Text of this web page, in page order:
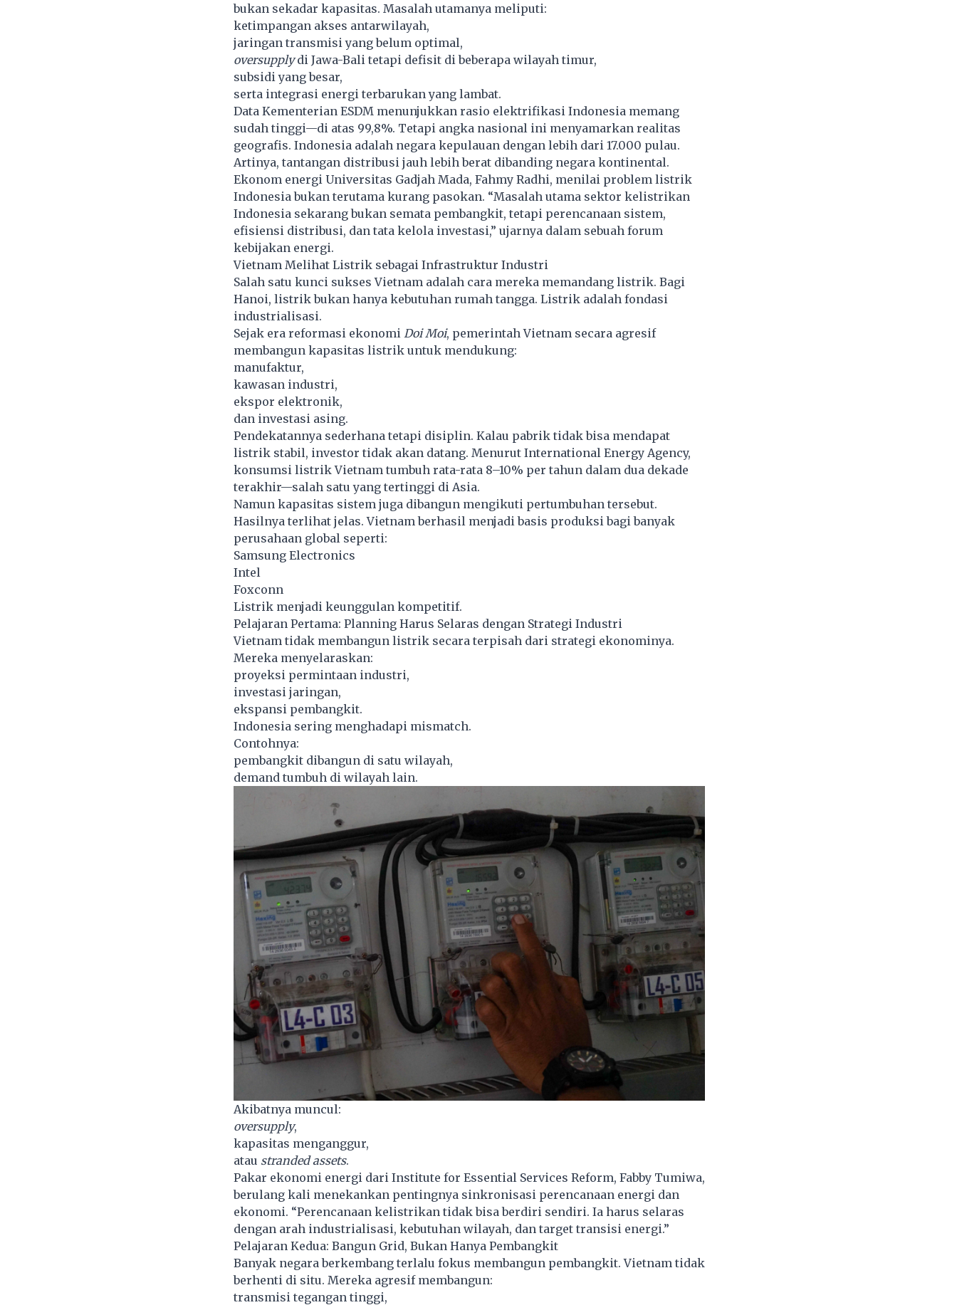
bukan sekadar kapasitas. Masalah utamanya meliputi:
ketimpangan akses antarwilayah,
jaringan transmisi yang belum optimal,
oversupplydi Jawa-Bali tetapi defisit di beberapa wilayah timur,
subsidi yang besar,
serta integrasi energi terbarukan yang lambat.
Data Kementerian ESDM menunjukkan rasio elektrifikasi Indonesia memang
sudah tinggi—di atas 99,8%. Tetapi angka nasional ini menyamarkan realitas
geografis. Indonesia adalah negara kepulauan dengan lebih dari 17.000 pulau.
Artinya, tantangan distribusi jauh lebih berat dibanding negara kontinental.
Ekonom energi Universitas Gadjah Mada, Fahmy Radhi, menilai problem listrik
Indonesia bukan terutama kurang pasokan. “Masalah utama sektor kelistrikan
Indonesia sekarang bukan semata pembangkit, tetapi perencanaan sistem,
efisiensi distribusi, dan tata kelola investasi,” ujarnya dalam sebuah forum
kebijakan energi.
Vietnam Melihat Listrik sebagai Infrastruktur Industri
Salah satu kunci sukses Vietnam adalah cara mereka memandang listrik. Bagi
Hanoi, listrik bukan hanya kebutuhan rumah tangga. Listrik adalah fondasi
industrialisasi.
Sejak era reformasi ekonomi Doi Moi, pemerintah Vietnam secara agresif
membangun kapasitas listrik untuk mendukung:
manufaktur,
kawasan industri,
ekspor elektronik,
dan investasi asing.
Pendekatannya sederhana tetapi disiplin. Kalau pabrik tidak bisa mendapat
listrik stabil, investor tidak akan datang. Menurut International Energy Agency,
konsumsi listrik Vietnam tumbuh rata-rata 8–10% per tahun dalam dua dekade
terakhir—salah satu yang tertinggi di Asia.
Namun kapasitas sistem juga dibangun mengikuti pertumbuhan tersebut.
Hasilnya terlihat jelas. Vietnam berhasil menjadi basis produksi bagi banyak
perusahaan global seperti:
Samsung Electronics
Intel
Foxconn
Listrik menjadi keunggulan kompetitif.
Pelajaran Pertama: Planning Harus Selaras dengan Strategi Industri
Vietnam tidak membangun listrik secara terpisah dari strategi ekonominya.
Mereka menyelaraskan:
proyeksi permintaan industri,
investasi jaringan,
ekspansi pembangkit.
Indonesia sering menghadapi mismatch.
Contohnya:
pembangkit dibangun di satu wilayah,
demand tumbuh di wilayah lain.
Akibatnya muncul:
oversupply,
kapasitas menganggur,
atau stranded assets.
Pakar ekonomi energi dari Institute for Essential Services Reform, Fabby Tumiwa,
berulang kali menekankan pentingnya sinkronisasi perencanaan energi dan
ekonomi. “Perencanaan kelistrikan tidak bisa berdiri sendiri. Ia harus selaras
dengan arah industrialisasi, kebutuhan wilayah, dan target transisi energi.”
Pelajaran Kedua: Bangun Grid, Bukan Hanya Pembangkit
Banyak negara berkembang terlalu fokus membangun pembangkit. Vietnam tidak
berhenti di situ. Mereka agresif membangun:
transmisi tegangan tinggi,